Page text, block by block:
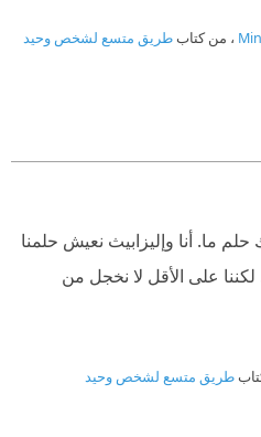
، من كتابطريق متسع لشخص وحيد
ما. أنا وإليزابيث نعيش حلمنا
على الأقل لا نخجل من
طريق متسع لشخص وحيد